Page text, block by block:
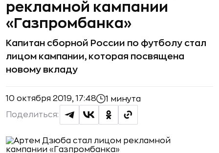
рекламной кампании
«Газпромбанка»
Капитан cборной России по футболу стал
лицом кампании, которая посвящена
новому вкладу
10 октября 2019, 17:48 1 минута
Поделиться: